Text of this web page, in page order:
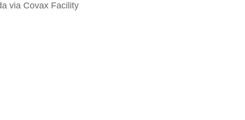
via Covax Facility